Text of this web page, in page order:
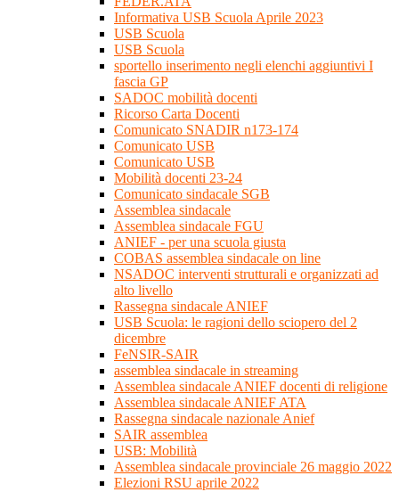
Informativa USB Scuola Aprile 2023
USB Scuola
USB Scuola
sportello inserimento negli elenchi aggiuntivi I
fascia GP
SADOC mobilità docenti
Ricorso Carta Docenti
Comunicato SNADIR n173-174
Comunicato USB
Comunicato USB
Mobilità docenti 23-24
Comunicato sindacale SGB
Assemblea sindacale
Assemblea sindacale FGU
ANIEF - per una scuola giusta
COBAS assemblea sindacale on line
NSADOC interventi strutturali e organizzati ad
alto livello
Rassegna sindacale ANIEF
USB Scuola: le ragioni dello sciopero del 2
dicembre
FeNSIR-SAIR
assemblea sindacale in streaming
Assemblea sindacale ANIEF docenti di religione
Assemblea sindacale ANIEF ATA
Rassegna sindacale nazionale Anief
SAIR assemblea
USB: Mobilità
Assemblea sindacale provinciale 26 maggio 2022
Elezioni RSU aprile 2022